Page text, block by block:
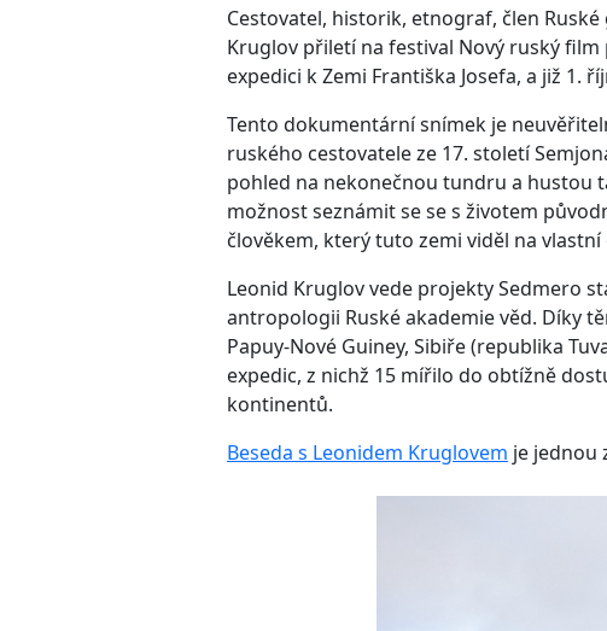
Cestovatel, historik, etnograf, člen
Kruglov přiletí na festival Nový ruský
expedici k Zemi Františka Josefa, a již 1.
Tento dokumentární snímek je
ruského cestovatele ze 17. století
pohled na nekonečnou tundru a hustou
možnost seznámit se se s životem
člověkem, který tuto zemi viděl na vlastní
Leonid Kruglov vede projekty Sedmero
antropologii Ruské akademie věd. Díky
Papuy-Nové Guiney, Sibiře (republika
expedic, z nichž 15 mířilo do obtížně
kontinentů.
Beseda s Leonidem Kruglovem je jednou